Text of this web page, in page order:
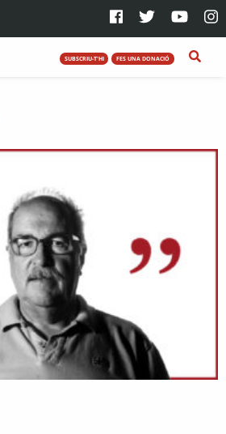
SUBSCRIU-T'HI FES UNA DONACIÓ